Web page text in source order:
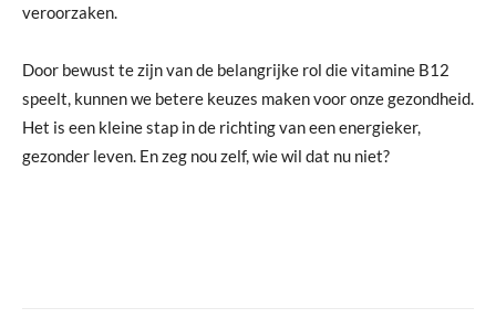
veroorzaken.
Door bewust te zijn van de belangrijke rol die vitamine B12
speelt, kunnen we betere keuzes maken voor onze gezondheid.
Het is een kleine stap in de richting van een energieker,
gezonder leven. En zeg nou zelf, wie wil dat nu niet?